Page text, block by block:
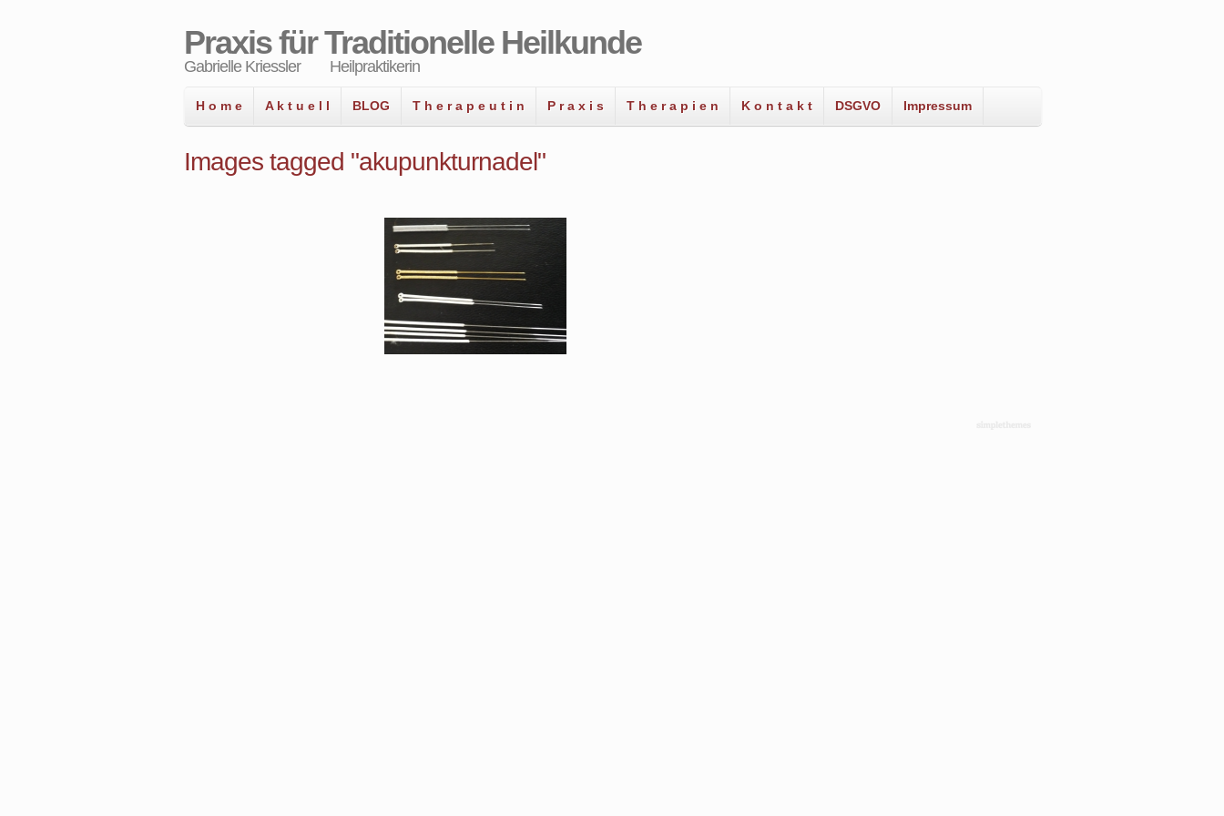
Praxis für Traditionelle Heilkunde
Gabrielle Kriessler Heilpraktikerin
H o m e A k t u e l l BLOG T h e r a p e u t i n P r a x i s T h e r a p i e n K o n t a k t DSGVO Impressum
Images tagged "akupunkturnadel"